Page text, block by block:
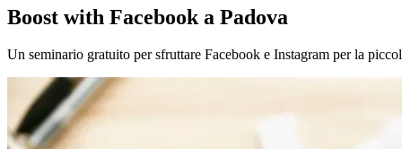
Boost with Facebook a Padova
Un seminario gratuito per sfruttare Facebook e Instagram per la